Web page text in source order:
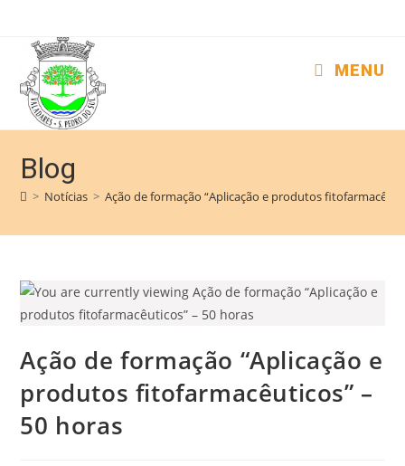
MENU
Blog
> Notícias > Ação de formação “Aplicação e produtos
Ação de formação “Aplicação e
produtos fitofarmacêuticos” –
50 horas